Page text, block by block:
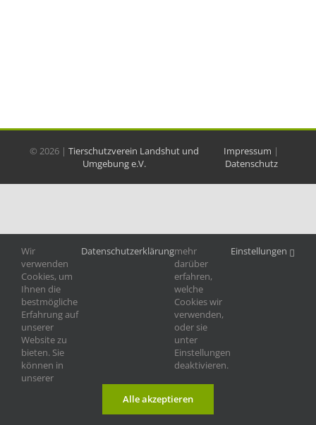
©2026 |Tierschutzverein Landshut und
Umgebung e.V.
Impressum |
Datenschutz
Wir
verwenden
Cookies, um
Ihnen die
bestmögliche
Erfahrung auf
unserer
Website zu
bieten. Sie
können in
unserer
Datenschutzerklärungmehr
darüber
erfahren,
welche
Cookies wir
verwenden,
oder sie
unter
Einstellungen
deaktivieren.
Einstellungen
Alle akzeptieren